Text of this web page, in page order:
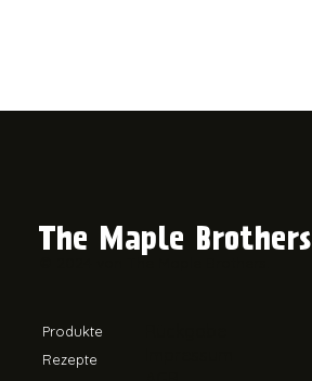
The Maple Brothers
Produkte
Rezepte